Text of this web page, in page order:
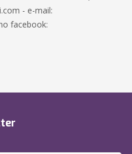
- e-mail:
facebook: